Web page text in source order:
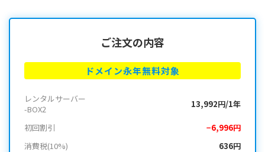
ご注文の内容
ドメイン永年無料対象
レンタルサーバー
-BOX2
13,992円/1年
初回割引
−6,996円
消費税(10%)
636円